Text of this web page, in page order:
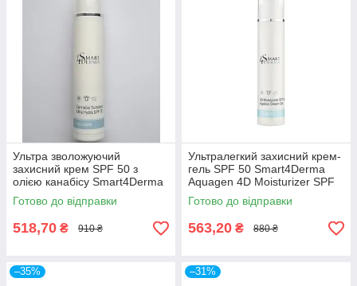
Ультра зволожуючий
захисний крем SPF 50 з
олією канабісу Smart4Derma
Aquagen Cannabia Sunblock
Ultra Hydra SPF 50
Готово до відправки
518,70 ₴ 910 ₴
Ультралегкий захисний крем-
гель SPF 50 Smart4Derma
Aquagen 4D Moisturizer SPF
50 Ageles Cream-Gel 50мл
Готово до відправки
563,20 ₴ 880 ₴
–35% –31%